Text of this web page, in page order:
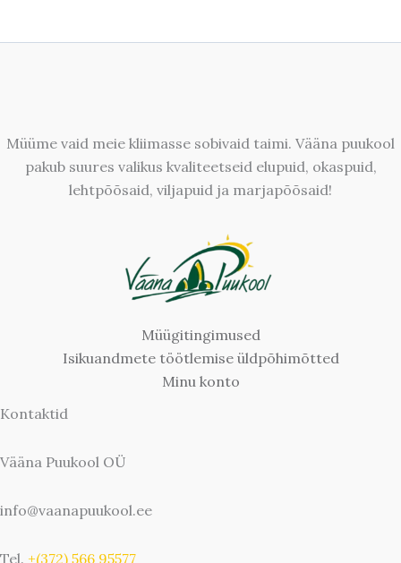
Müüme vaid meie kliimasse sobivaid taimi. Vääna puukool
pakub suures valikus kvaliteetseid elupuid, okaspuid,
lehtpõõsaid, viljapuid ja marjapõõsaid!
Müügitingimused
Isikuandmete töötlemise üldpõhimõtted
Minu konto
Kontaktid
Vääna Puukool OÜ
info@vaanapuukool.ee
Tel. +(372) 566 95577